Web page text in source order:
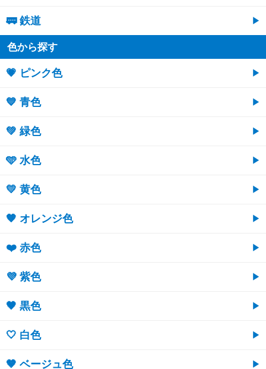
🚃 鉄道
色から探す
💗 ピンク色
💙 青色
💚 緑色
🩵 水色
💛 黄色
🧡 オレンジ色
❤️ 赤色
💜 紫色
🖤 黒色
🤍 白色
🤎 ベージュ色